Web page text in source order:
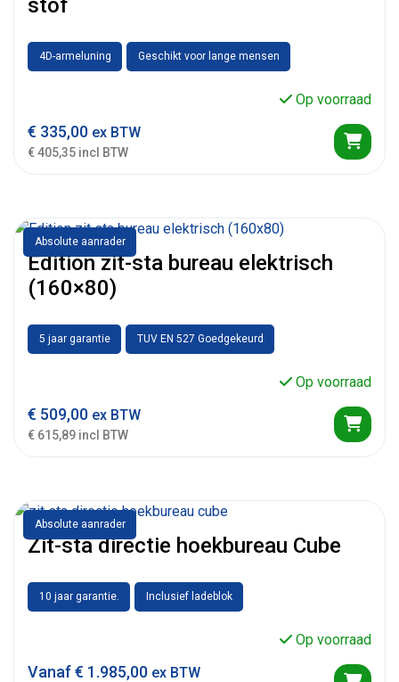
stof
4D-armeluning Geschikt voor lange mensen
Op voorraad
€ 335,00 ex BTW
€ 405,35 incl BTW
Absolute aanrader
Edition zit-sta bureau elektrisch
(160×80)
5 jaar garantie TUV EN 527 Goedgekeurd
Op voorraad
€ 509,00 ex BTW
€ 615,89 incl BTW
Absolute aanrader
Zit-sta directie hoekbureau Cube
10 jaar garantie. Inclusief ladeblok
Op voorraad
Vanaf€ 1.985,00 ex BTW